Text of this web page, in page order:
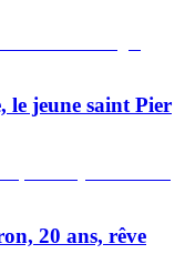
le jeune saint Pier
20 ans, rêve